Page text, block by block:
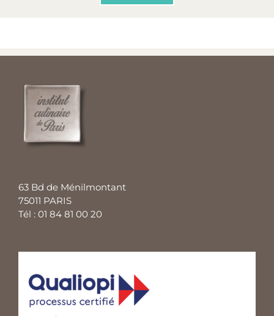
63 Bd de Ménilmontant
75011 PARIS
Tél : 01 84 81 00 20